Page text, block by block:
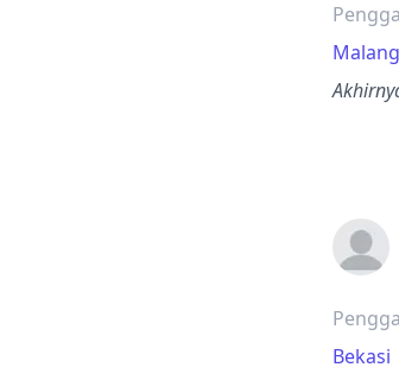
Malang
Bekasi